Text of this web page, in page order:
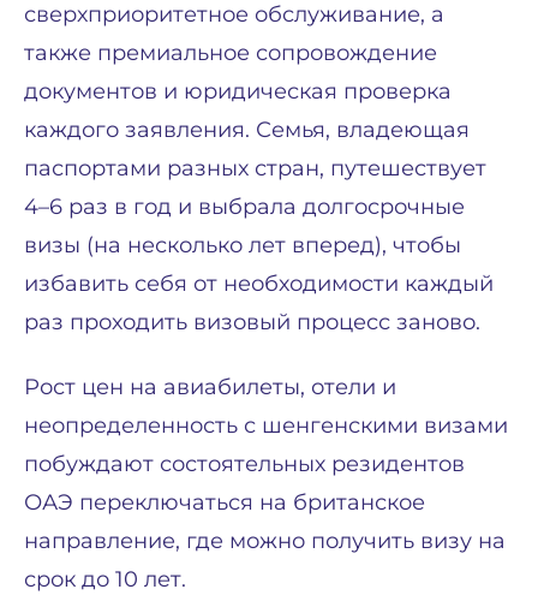
сверхприоритетное обслуживание, а
также премиальное сопровождение
документов и юридическая проверка
каждого заявления. Семья, владеющая
паспортами разных стран, путешествует
4–6 раз в год и выбрала долгосрочные
визы (на несколько лет вперед), чтобы
избавить себя от необходимости каждый
раз проходить визовый процесс заново.
Рост цен на авиабилеты, отели и
неопределенность с шенгенскими визами
побуждают состоятельных резидентов
ОАЭ переключаться на британское
направление, где можно получить визу на
срок до 10 лет.